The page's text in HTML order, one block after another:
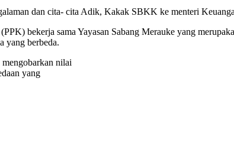
dan cita- cita Adik, Kakak SBKK ke menteri
bekerja sama Yayasan Sabang Merauke yang
yang berbeda.
nilai
yang